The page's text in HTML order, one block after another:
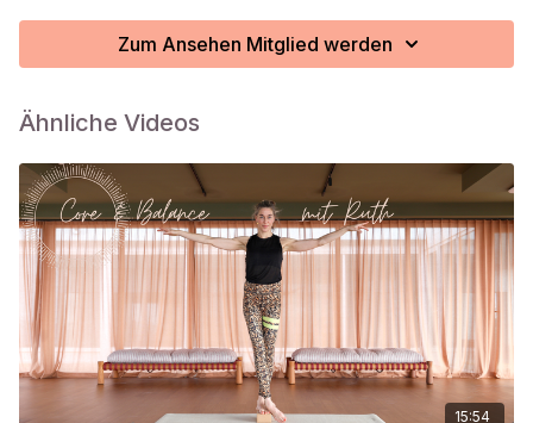
Zum Ansehen Mitglied werden
Ähnliche Videos
15:54